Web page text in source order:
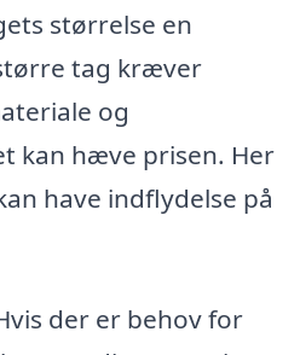
størrelse en
tag kræver
og
kan hæve prisen. Her
have indflydelse på
der er behov for